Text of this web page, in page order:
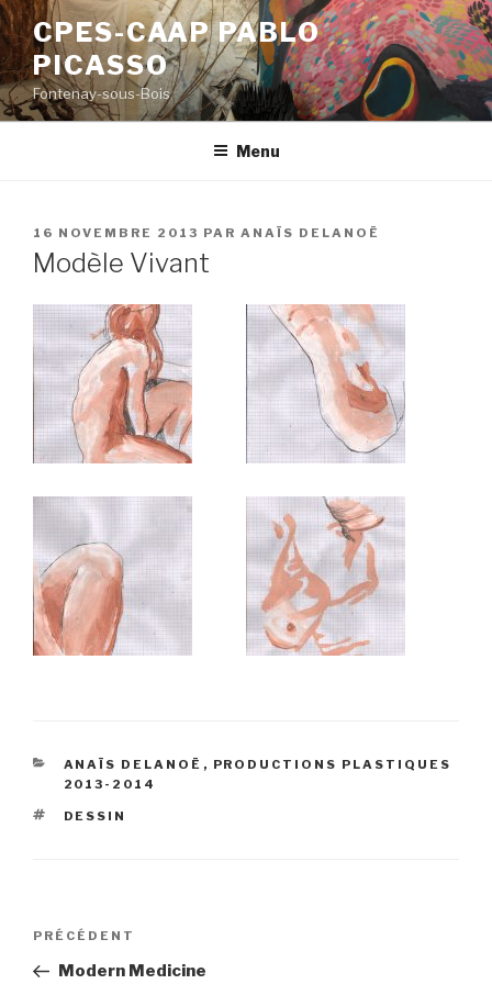
Aller
au
contenu
principal
CPES-CAAP PABLO
PICASSO
Fontenay-sous-Bois
Menu
PUBLIÉ
LE
16 NOVEMBRE 2013 PAR ANAÏS DELANOË
Modèle Vivant
CATÉGORIES
ANAÏS DELANOË , PRODUCTIONS PLASTIQUES
2013-2014
ÉTIQUETTES
DESSIN
Navigation
Article
précédent
PRÉCÉDENT
Modern Medicine